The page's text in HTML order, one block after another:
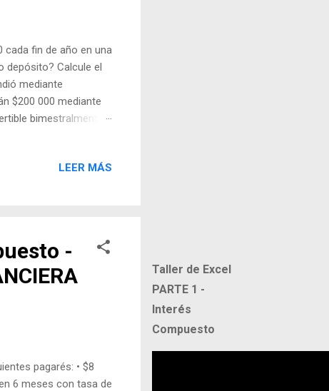
Taller de Excel
PARTE 1 -
Interés
Compuesto
cada fin de año en una
depósito? Calcule el
mediante
$200 000 mediante
bimestralmente?
su deuda dentro
LEER MÁS
-
pagarés: • $8
6 meses con tasa de